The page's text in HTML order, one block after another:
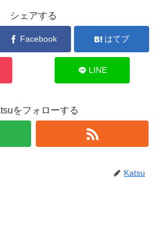
シェアする
Facebook はてブ
LINE
をフォローする
Katsu